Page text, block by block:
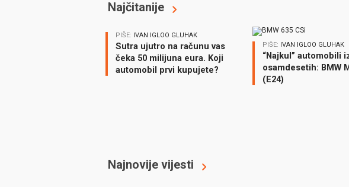
Najčitanije
PIŠE: IVAN IGLOO GLUHAK
Sutra ujutro na računu vas
čeka 50 milijuna eura. Koji
automobil prvi kupujete?
PIŠE: IVAN IGLOO GLUHAK
“Najkul” automobili
osamdesetih: BMW
(E24)
Najnovije vijesti